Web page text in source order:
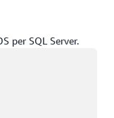
per SQL Server.